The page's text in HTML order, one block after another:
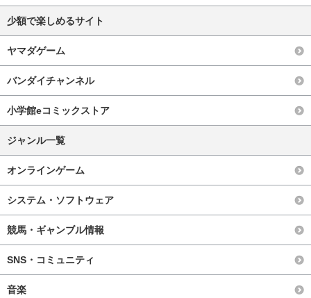
少額で楽しめるサイト
ヤマダゲーム
バンダイチャンネル
小学館eコミックストア
ジャンル一覧
オンラインゲーム
システム・ソフトウェア
競馬・ギャンブル情報
SNS・コミュニティ
音楽